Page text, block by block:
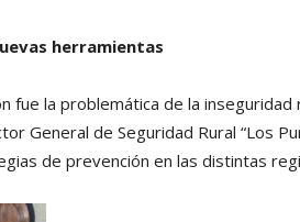
herramientas
la problemática de la inseguridad
General de Seguridad Rural “Los
de prevención en las distintas